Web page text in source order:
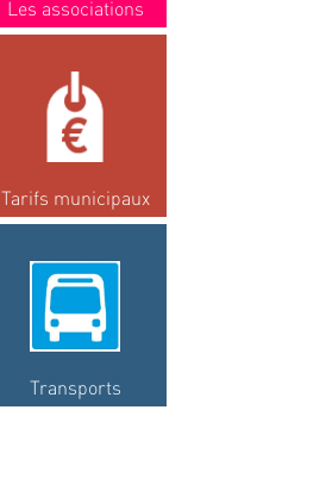
Les associations
Tarifs municipaux
Transports